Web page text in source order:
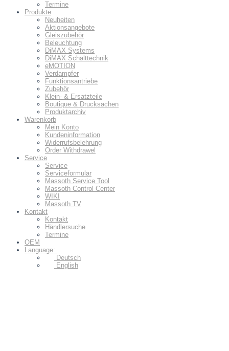
Termine
Produkte
Neuheiten
Aktionsangebote
Gleiszubehör
Beleuchtung
DiMAX Systems
DiMAX Schalttechnik
eMOTION
Verdampfer
Funktionsantriebe
Zubehör
Klein- & Ersatzteile
Boutique & Drucksachen
Produktarchiv
Warenkorb
Mein Konto
Kundeninformation
Widerrufsbelehrung
Order Withdrawel
Service
Service
Serviceformular
Massoth Service Tool
Massoth Control Center
WIKI
Massoth TV
Kontakt
Kontakt
Händlersuche
Termine
OEM
Language:
Deutsch
English